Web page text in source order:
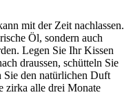
mit der Zeit nachlassen.
Öl, sondern auch
Legen Sie Ihr Kissen
draussen, schütteln Sie
Sie den natürlichen Duft
zirka alle drei Monate